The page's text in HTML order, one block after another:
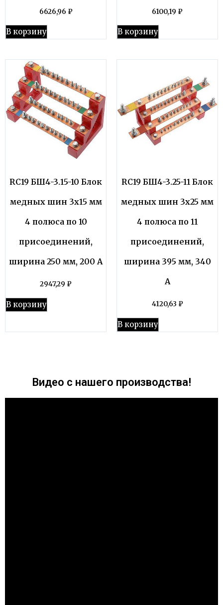
6626,96 ₽
В корзину
6100,19 ₽
В корзину
RC19 БШ4-3.15-10 Блок
медных шин 3х15 мм
4 полюса по 10
присоединений,
ширина 250 мм, 200 А
2947,29 ₽
В корзину
RC19 БШ4-3.25-11 Блок
медных шин 3х25 мм
4 полюса по 11
присоединений,
ширина 395 мм, 340
А
4120,63 ₽
В корзину
Видео с нашего производства!